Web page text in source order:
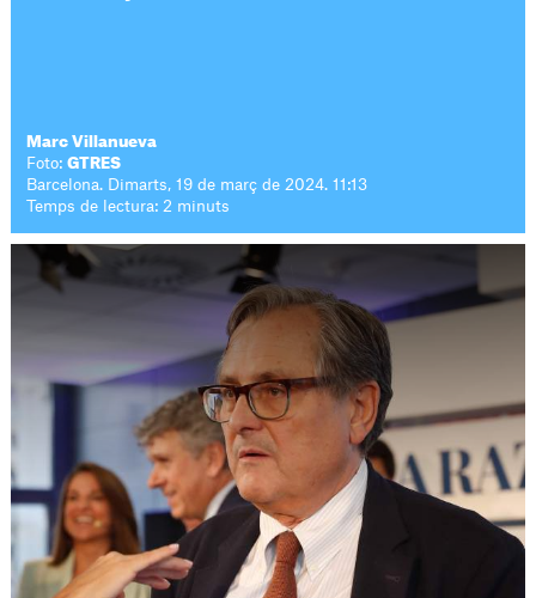
Marc Villanueva
Foto:GTRES
Barcelona. Dimarts, 19 de març de 2024. 11:13
Temps de lectura: 2 minuts